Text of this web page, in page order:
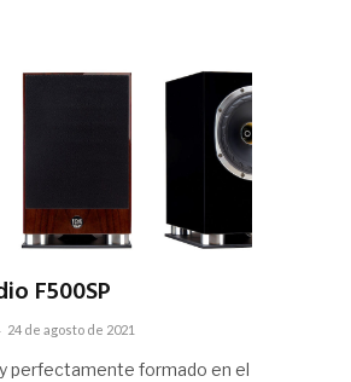
F500SP
24 de agosto de 2021
perfectamente formado en el